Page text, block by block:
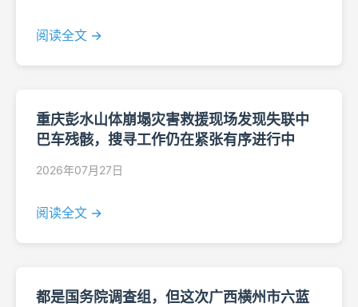
阅读全文 →
重庆彭水山体崩塌灾害救援现场发现失联中
巴车残骸，搜寻工作仍在紧张有序进行中
2026年07月27日
阅读全文 →
都是国务院调查组，但这次广西横州市六蓝